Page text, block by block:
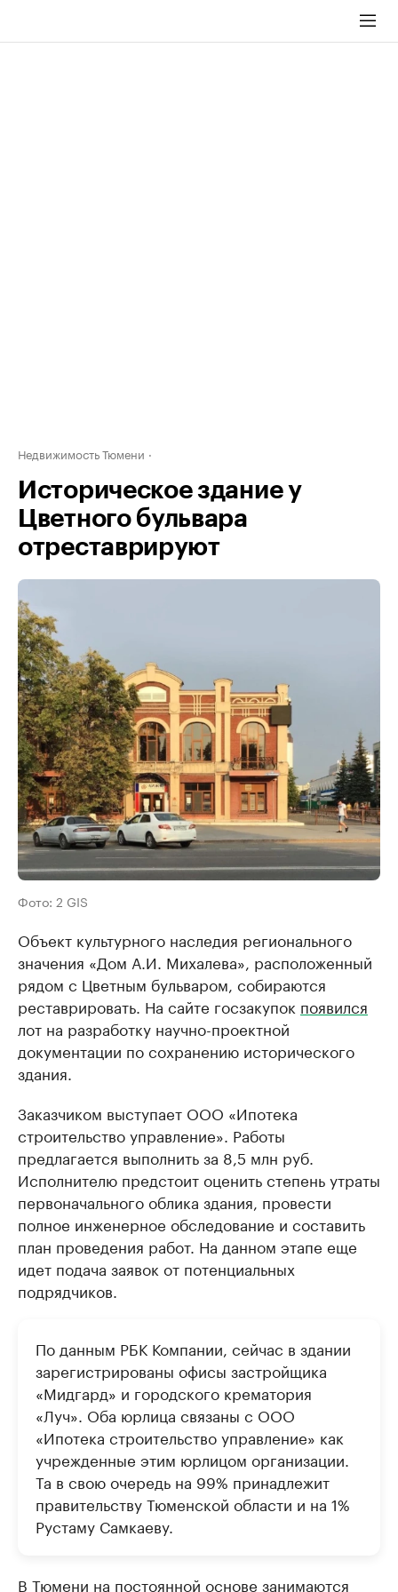
Недвижимость Тюмени
Историческое здание у
Цветного бульвара
отреставрируют
Фото: 2 GIS
Объект культурного наследия регионального
значения «Дом А.И. Михалева», расположенный
рядом с Цветным бульваром, собираются
реставрировать. На сайте госзакупок появился
лот на разработку научно-проектной
документации по сохранению исторического
здания.
Заказчиком выступает ООО «Ипотека
строительство управление». Работы
предлагается выполнить за 8,5 млн руб.
Исполнителю предстоит оценить степень утраты
первоначального облика здания, провести
полное инженерное обследование и составить
план проведения работ. На данном этапе еще
идет подача заявок от потенциальных
подрядчиков.
По данным РБК Компании, сейчас в здании
зарегистрированы офисы застройщика
«Мидгард» и городского крематория
«Луч». Оба юрлица связаны с ООО
«Ипотека строительство управление» как
учрежденные этим юрлицом организации.
Та в свою очередь на 99% принадлежит
правительству Тюменской области и на 1%
Рустаму Самкаеву.
В Тюмени на постоянной основе занимаются